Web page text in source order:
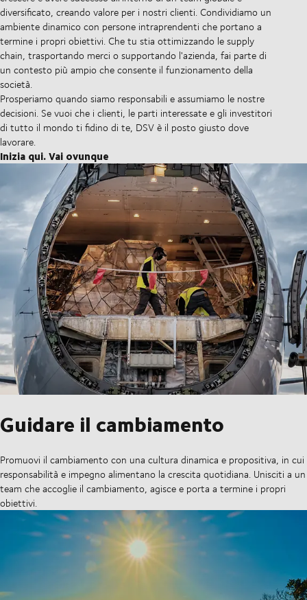
diversificato, creando valore per i nostri clienti. Condividiamo un
ambiente dinamico con persone intraprendenti che portano a
termine i propri obiettivi. Che tu stia ottimizzando le supply
chain, trasportando merci o supportando l'azienda, fai parte di
un contesto più ampio che consente il funzionamento della
società.
Prosperiamo quando siamo responsabili e assumiamo le nostre
decisioni. Se vuoi che i clienti, le parti interessate e gli investitori
di tutto il mondo ti fidino di te, DSV è il posto giusto dove
lavorare.
Inizia qui. Vai ovunque
Guidare il cambiamento
Promuovi il cambiamento con una cultura dinamica e propositiva, in cui
responsabilità e impegno alimentano la crescita quotidiana. Unisciti a un
team che accoglie il cambiamento, agisce e porta a termine i propri
obiettivi.